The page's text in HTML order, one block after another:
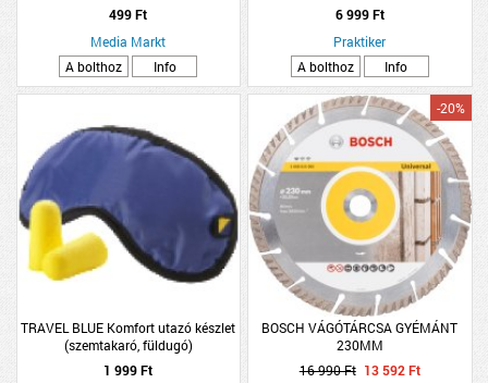
499 Ft
Media Markt
A bolthoz
Info
6 999 Ft
Praktiker
A bolthoz
Info
TRAVEL BLUE Komfort utazó készlet
(szemtakaró, füldugó)
1 999 Ft
BOSCH VÁGÓTÁRCSA GYÉMÁNT
230MM
-20%
16 990 Ft 13 592 Ft